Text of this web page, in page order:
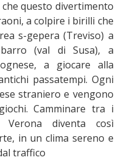
questo divertimento
a colpire i birilli che
s-gepera (Treviso) a
(val di Susa), a
a giocare alla
passatempi. Ogni
straniero e vengono
Camminare tra i
diventa così
in un clima sereno e
traffico